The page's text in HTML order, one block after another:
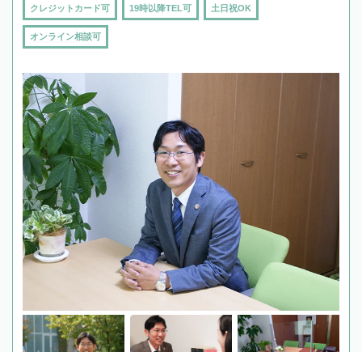
クレジットカード可 19時以降TEL可 土日祝OK
オンライン相談可